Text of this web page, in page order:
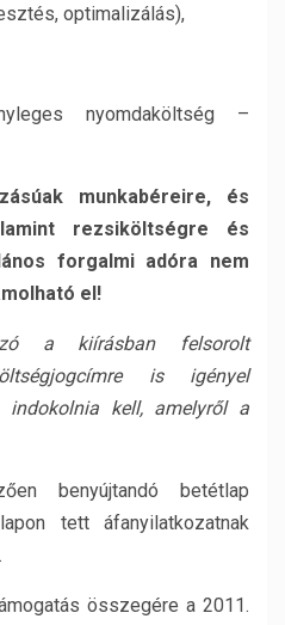
optimalizálás),
nyomdaköltség –
munkabéreire, és
rezsiköltségre és
forgalmi adóra nem
el!
a kiírásban felsorolt
is igényel
indokolnia kell, amelyről a
benyújtandó betétlap
tett áfanyilatkozatnak
összegére a 2011.